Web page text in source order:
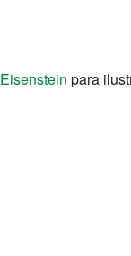
Eisenstein para